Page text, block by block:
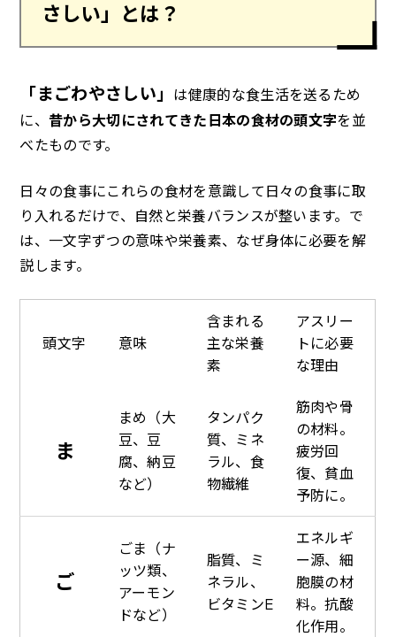
さしい」とは？
「まごわやさしい」
は健康的な食生活を送るため
に、昔から大切にされてきた日本の食材の頭文字を並
べたものです。
日々の食事にこれらの食材を意識して日々の食事に取
り入れるだけで、自然と栄養バランスが整います。で
は、一文字ずつの意味や栄養素、なぜ身体に必要を解
説します。
頭文字 意味
含まれる
主な栄養
素
アスリー
トに必要
な理由
ま
まめ（大
豆、豆
腐、納豆
など）
タンパク
質、ミネ
ラル、食
物繊維
筋肉や骨
の材料。
疲労回
復、貧血
予防に。
ご
ごま（ナ
ッツ類、
アーモン
ドなど）
脂質、ミ
ネラル、
ビタミンE
エネルギ
ー源、細
胞膜の材
料。抗酸
化作用。